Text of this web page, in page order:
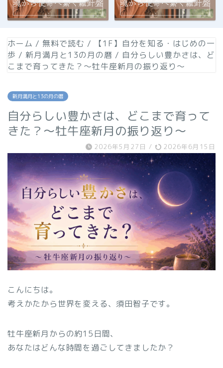
ホーム / 無料で読む /
【1F】自分を知る・はじめの一
歩 / 新月満月と13の月の暦 / 自分らしい豊かさは、ど
こまで育ってきた？〜牡牛座新月の振り返り〜
新月満月と13の月の暦
自分らしい豊かさは、どこまで育って
きた？〜牡牛座新月の振り返り〜
2026年5月27日 / 2026年6月15日
こんにちは。
考えかたから世界を変える、須田智子です。
牡牛座新月からの約15日間、
あなたはどんな時間を過ごしてきましたか？